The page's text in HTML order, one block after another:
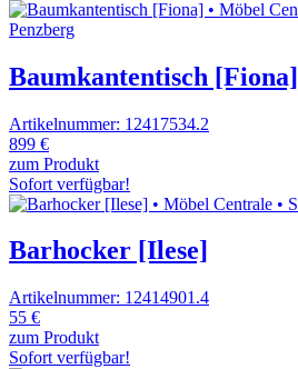
Baumkantentisch [Fiona]
Artikelnummer: 12417534.2
899 €
zum Produkt
Sofort verfügbar!
Barhocker [Ilese]
Artikelnummer: 12414901.4
55 €
zum Produkt
Sofort verfügbar!